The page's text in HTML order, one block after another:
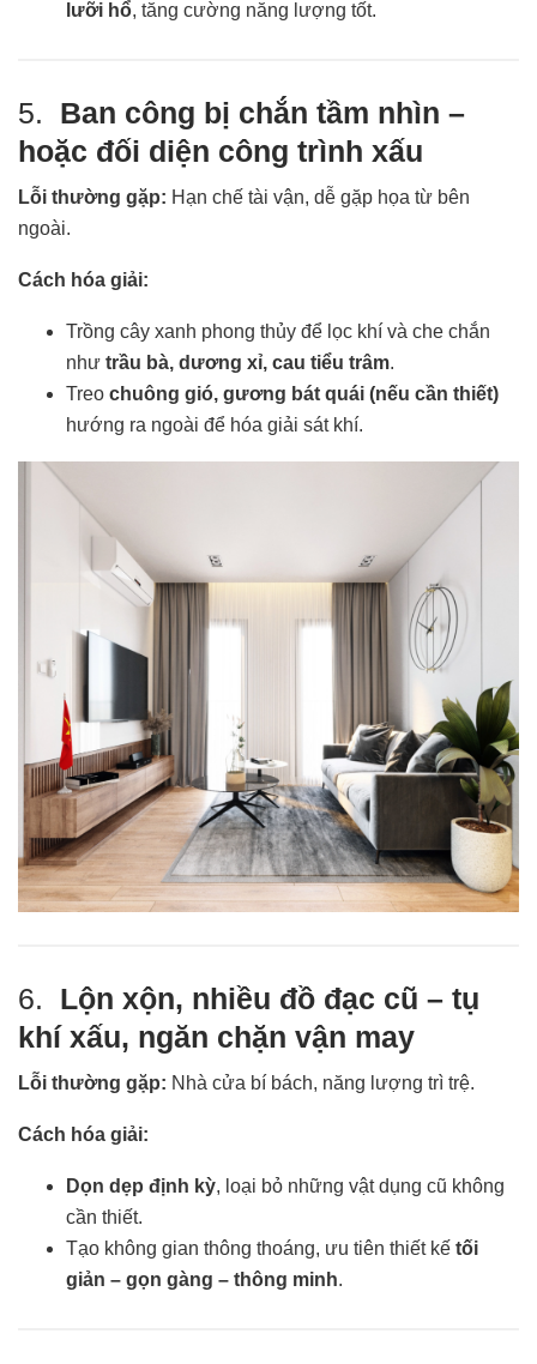
lưỡi hổ, tăng cường năng lượng tốt.
5. Ban công bị chắn tầm nhìn –
hoặc đối diện công trình xấu
Lỗi thường gặp: Hạn chế tài vận, dễ gặp họa từ bên
ngoài.
Cách hóa giải:
Trồng cây xanh phong thủy để lọc khí và che chắn
như trầu bà, dương xỉ, cau tiểu trâm.
Treo chuông gió, gương bát quái (nếu cần thiết)
hướng ra ngoài để hóa giải sát khí.
6. Lộn xộn, nhiều đồ đạc cũ – tụ
khí xấu, ngăn chặn vận may
Lỗi thường gặp: Nhà cửa bí bách, năng lượng trì trệ.
Cách hóa giải:
Dọn dẹp định kỳ, loại bỏ những vật dụng cũ không
cần thiết.
Tạo không gian thông thoáng, ưu tiên thiết kế tối
giản – gọn gàng – thông minh.